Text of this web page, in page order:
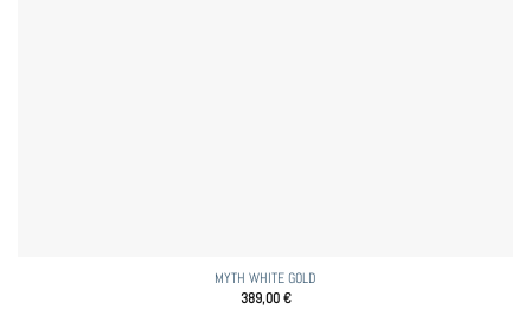
MYTH WHITE GOLD
389,00€